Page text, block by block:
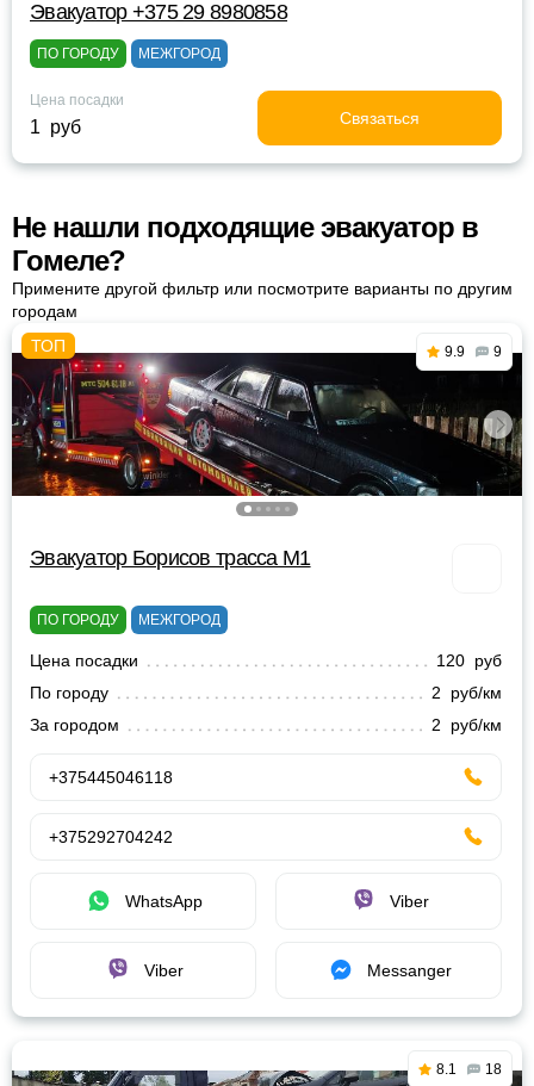
Эвакуатор +375 29 8980858
ПО ГОРОДУ МЕЖГОРОД
Цена посадки
1 руб Связаться
Не нашли подходящие эвакуатор в
Гомеле?
Примените другой фильтр или посмотрите варианты по другим
городам
9.9 9
Эвакуатор Борисов трасса М1
ПО ГОРОДУ МЕЖГОРОД
Цена посадки
120 руб
По городу
2 руб/км
За городом
2 руб/км
+375445046118
+375292704242
WhatsApp Viber
Viber Messanger
8.1 18